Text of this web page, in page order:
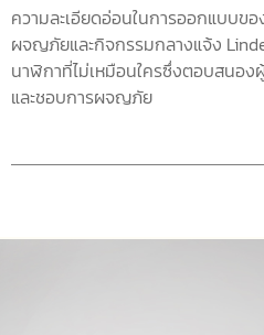
ความละเอียดอ่อนในการออกแบบข
ผจญภัยและกิจกรรมกลางแจ้ง
นาฬิกาที่ไม่เหมือนใครซึ่งตอบสนอง
และชอบการผจญภัย